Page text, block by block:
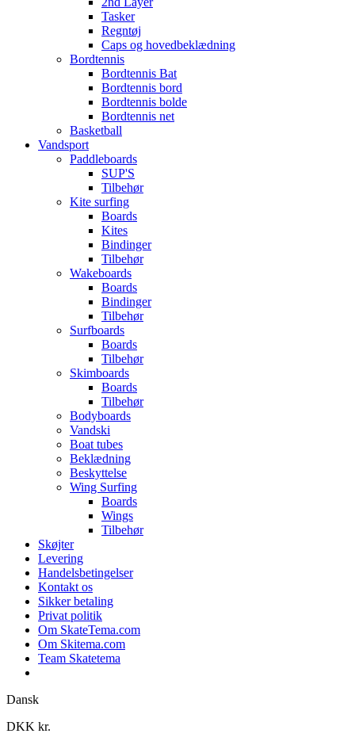
Tasker
Regntøj
Caps og hovedbeklædning
Bordtennis
Bordtennis Bat
Bordtennis bord
Bordtennis bolde
Bordtennis net
Basketball
Vandsport
Paddleboards
SUP'S
Tilbehør
Kite surfing
Boards
Kites
Bindinger
Tilbehør
Wakeboards
Boards
Bindinger
Tilbehør
Surfboards
Boards
Tilbehør
Skimboards
Boards
Tilbehør
Bodyboards
Vandski
Boat tubes
Beklædning
Beskyttelse
Wing Surfing
Boards
Wings
Tilbehør
Skøjter
Levering
Handelsbetingelser
Kontakt os
Sikker betaling
Privat politik
Om SkateTema.com
Om Skitema.com
Team Skatetema
Dansk
DKK kr.